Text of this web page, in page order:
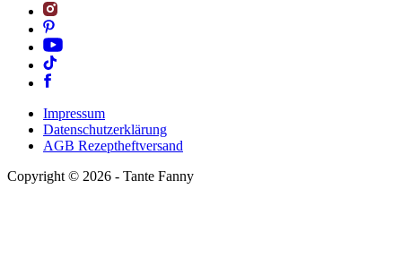
Impressum
Datenschutzerklärung
AGB Rezeptheftversand
Copyright © 2026 - Tante Fanny